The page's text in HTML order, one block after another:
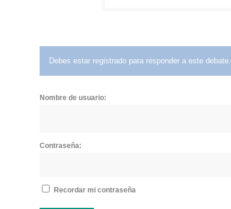
Debes estar registrado para responder a este debate.
Nombre de usuario:
Contraseña:
Recordar mi contraseña